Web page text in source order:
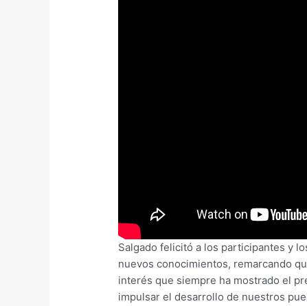
Salgado felicitó a los participantes y
nuevos conocimientos, remarcando
interés que siempre ha mostrado el
impulsar el desarrollo de nuestros